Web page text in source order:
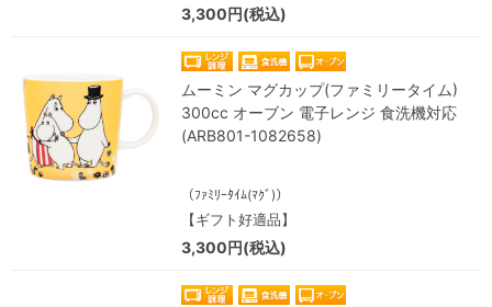
3,300円(税込)
ムーミン マグカップ(ファミリータイム)
300cc オーブン 電子レンジ 食洗機対応
(ARB801-1082658)
（ﾌｧﾐﾘｰﾀｲﾑ(ﾏｸﾞ)）
【ギフト好適品】
3,300円(税込)